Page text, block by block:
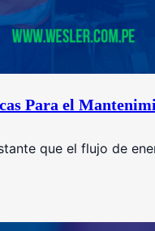
Para el
que el flujo de